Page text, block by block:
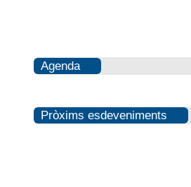
Agenda
Pròxims esdeveniments